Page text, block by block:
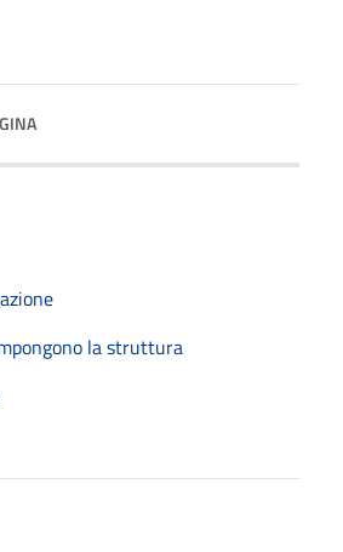
la struttura